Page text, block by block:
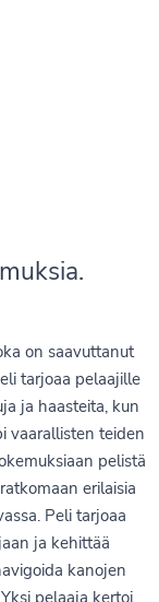
on saavuttanut
tarjoaa pelaajille
ja haasteita, kun
vaarallisten teiden
pelistä
erilaisia
Peli tarjoaa
ja kehittää
kanojen